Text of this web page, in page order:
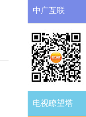
中广互联
电视瞭望塔